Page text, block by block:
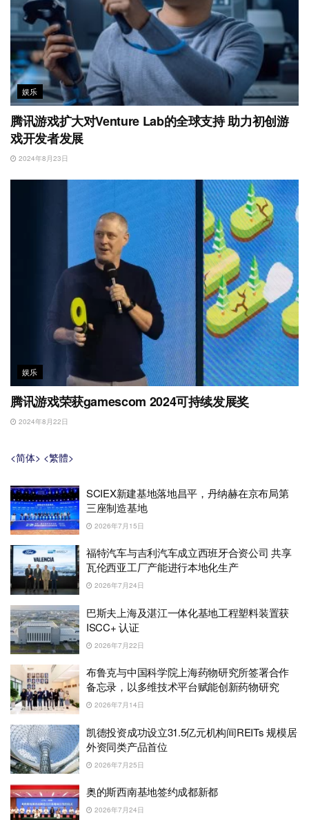
娱乐
腾讯游戏扩大对Venture Lab的全球支持 助力初创游
戏开发者发展
2024年8月23日
娱乐
腾讯游戏荣获gamescom 2024可持续发展奖
2024年8月22日
<简体> <繁體>
SCIEX新建基地落地昌平，丹纳赫在京布局第
三座制造基地
2026年7月15日
福特汽车与吉利汽车成立西班牙合资公司 共享
瓦伦西亚工厂产能进行本地化生产
2026年7月24日
巴斯夫上海及湛江一体化基地工程塑料装置获
ISCC+ 认证
2026年7月22日
布鲁克与中国科学院上海药物研究所签署合作
备忘录，以多维技术平台赋能创新药物研究
2026年7月14日
凯德投资成功设立31.5亿元机构间REITs 规模居
外资同类产品首位
2026年7月25日
奥的斯西南基地签约成都新都
2026年7月24日